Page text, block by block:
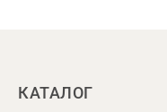
КАТАЛОГ